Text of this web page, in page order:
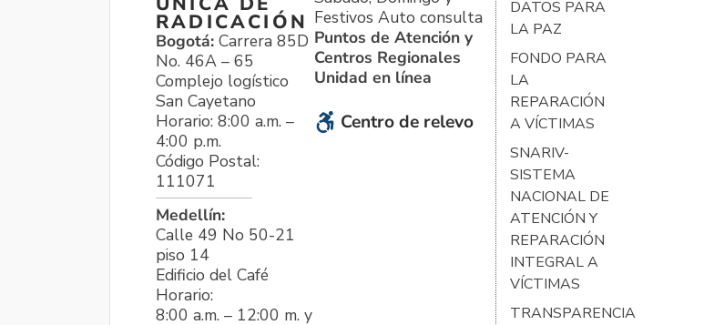
RADICACIÓN
Bogotá: Carrera 85D
No. 46A – 65
Complejo logístico
San Cayetano
Horario: 8:00 a.m. –
4:00 p.m.
Código Postal:
111071
Medellín:
Calle 49 No 50-21
piso 14
Edificio del Café
Horario:
8:00 a.m. – 12:00 m. y
Festivos Auto consulta
Puntos de Atención y
Centros Regionales
Unidad en línea
Centro de relevo
DATOS PARA
LA PAZ
FONDO PARA
LA
REPARACIÓN
A VÍCTIMAS
SNARIV-
SISTEMA
NACIONAL DE
ATENCIÓN Y
REPARACIÓN
INTEGRAL A
VÍCTIMAS
TRANSPARENCIA